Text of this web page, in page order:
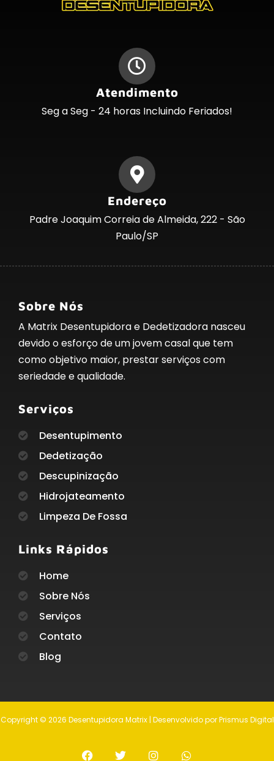
Atendimento
Seg a Seg - 24 horas Incluindo Feriados!
Endereço
Padre Joaquim Correia de Almeida, 222 - São
Paulo/SP
Sobre Nós
A Matrix Desentupidora e Dedetizadora nasceu
devido o esforço de um jovem casal que tem
como objetivo maior, prestar serviços com
seriedade e qualidade.
Serviços
Desentupimento
Dedetização
Descupinização
Hidrojateamento
Limpeza De Fossa
Links Rápidos
Home
Sobre Nós
Serviços
Contato
Blog
Copyright © 2026 Desentupidora Matrix | Desenvolvido por Prismus Digital